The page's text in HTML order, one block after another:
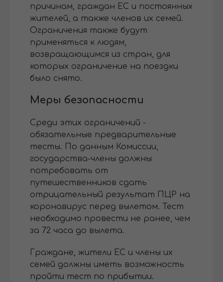
причинам, граждан ЕС и постоянных
жителей, а также членов их семей.
Ограничения также будут
применяться к людям,
возвращающимся из стран, для
которых ограничение на поездки
было снято.
Меры безопасности
Среди этих ограничений -
обязательные предварительные
тесты. По данным Комиссии,
государства-члены должны
потребовать от
путешественников сдать
отрицательный результат ПЦР на
коронавирус перед вылетом. Тест
необходимо провести не ранее, чем
за 72 часа до вылета.
Граждане, жители ЕС и члены их
семей должны иметь возможность
пройти тест по прибытии.